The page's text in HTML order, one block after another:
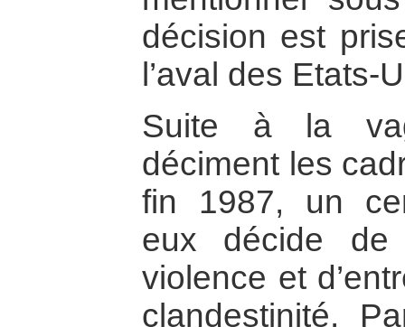
décision est
l’aval des Etats-
Suite à la
déciment les
fin 1987, un
eux décide
violence et
clandestinité.